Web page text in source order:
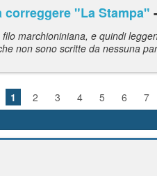
"La Stampa"
marchioniniana, e quindi
non sono scritte da nessuna
1 2 3 4 5 6 7